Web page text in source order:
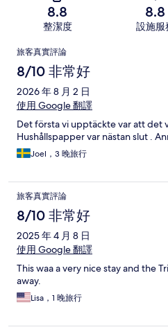
8.8
整潔度
8.8
設施服
評
論
旅客真實評論
8/10 非常好
2026 年 8 月 2 日
使用 Google 翻譯
Det första vi upptäckte var att det
Hushållspapper var nästan slut .
Joel，3 晚旅行
旅客真實評論
8/10 非常好
2025 年 4 月 8 日
使用 Google 翻譯
This waa a very nice stay and the
away.
Lisa，1 晚旅行